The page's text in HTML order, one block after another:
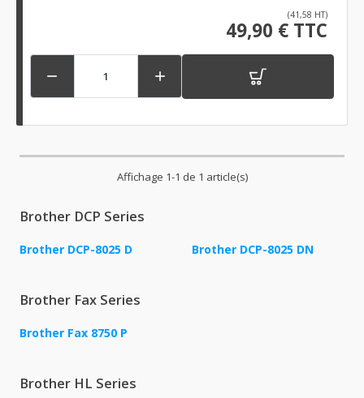
(41,58 HT)
49,90 € TTC
 
Affichage 1-1 de 1 article(s)
Brother DCP Series
Brother DCP-8025 D Brother DCP-8025 DN
Brother Fax Series
Brother Fax 8750 P
Brother HL Series